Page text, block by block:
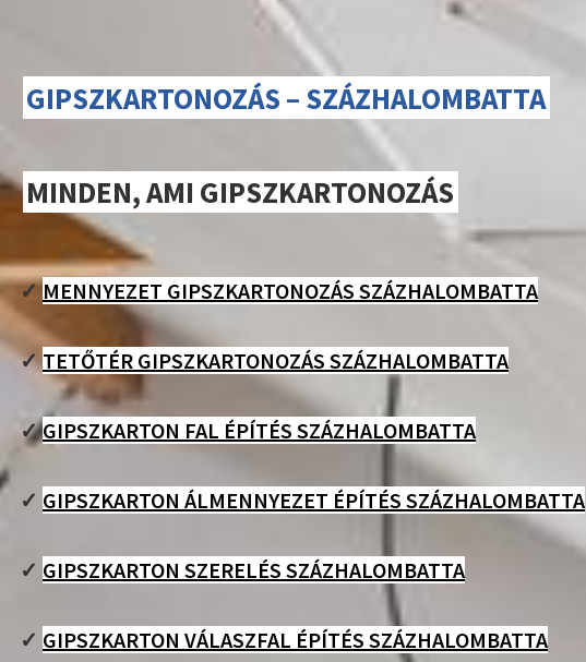
GIPSZKARTONOZÁS – SZÁZHALOMBATTA
MINDEN, AMI GIPSZKARTONOZÁS
✓MENNYEZET GIPSZKARTONOZÁS SZÁZHALOMBATTA
✓TETŐTÉR GIPSZKARTONOZÁS SZÁZHALOMBATTA
✓GIPSZKARTON FAL ÉPÍTÉS SZÁZHALOMBATTA
✓ GIPSZKARTON ÁLMENNYEZET ÉPÍTÉS SZÁZHALOMBATTA
✓ GIPSZKARTON SZERELÉS SZÁZHALOMBATTA
✓ GIPSZKARTON VÁLASZFAL ÉPÍTÉS SZÁZHALOMBATTA